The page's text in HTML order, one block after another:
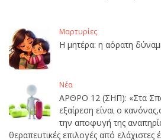
Μαρτυρίες
Η μητέρα: η αόρατη
Νέα
ΑΡΘΡΟ 12 (ΣΗΠ): «Στα
εξαίρεση είναι ο
την αποφυγή της
θεραπευτικές επιλογές από ελάχιστες